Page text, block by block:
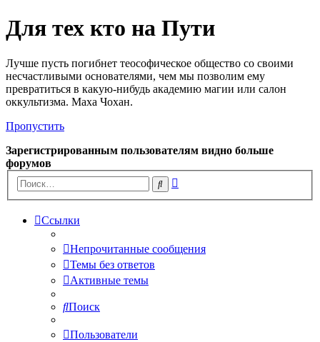
Для тех кто на Пути
Лучше пусть погибнет теософическое общество со своими
несчастливыми основателями, чем мы позволим ему
превратиться в какую-нибудь академию магии или салон
оккультизма. Маха Чохан.
Пропустить
Зарегистрированным пользователям видно больше
форумов
Поиск
Ссылки
Непрочитанные сообщения
Темы без ответов
Активные темы
Поиск
Пользователи